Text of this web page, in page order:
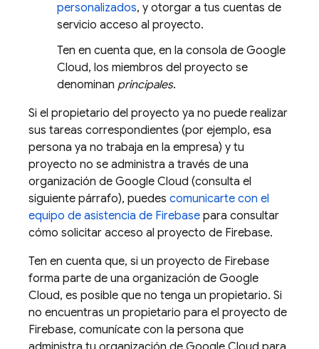
personalizados, y otorgar a tus cuentas de
servicio acceso al proyecto.
Ten en cuenta que, en la consola de Google
Cloud, los miembros del proyecto se
denominan principales.
Si el propietario del proyecto ya no puede realizar
sus tareas correspondientes (por ejemplo, esa
persona ya no trabaja en la empresa) y tu
proyecto no se administra a través de una
organización de Google Cloud (consulta el
siguiente párrafo), puedes comunicarte con el
equipo de asistencia de Firebase para consultar
cómo solicitar acceso al proyecto de Firebase.
Ten en cuenta que, si un proyecto de Firebase
forma parte de una organización de Google
Cloud, es posible que no tenga un propietario. Si
no encuentras un propietario para el proyecto de
Firebase, comunícate con la persona que